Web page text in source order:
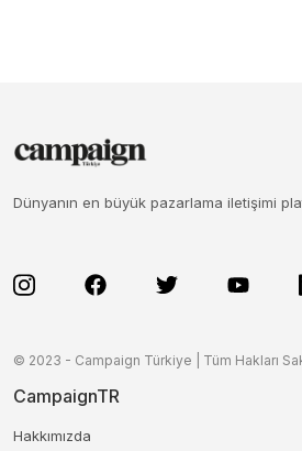
Dünyanın en büyük pazarlama iletişimi
© 2023 - Campaign Türkiye | Tüm Hakları
CampaignTR
Hakkımızda